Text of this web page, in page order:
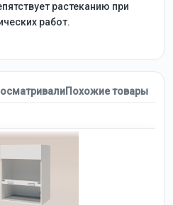
растеканию при
работ.
Похожие товары